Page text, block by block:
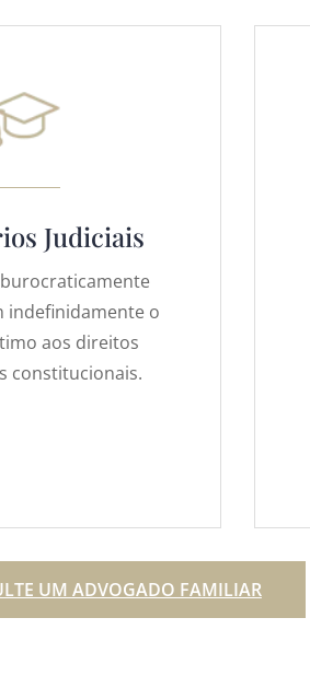
Judiciais
indefinidamente o
aos direitos
constitucionais.
UM ADVOGADO FAMILIAR